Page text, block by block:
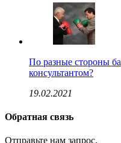
По разные стороны
консультантом?
19.02.2021
Обратная связь
Отправьте нам запрос.